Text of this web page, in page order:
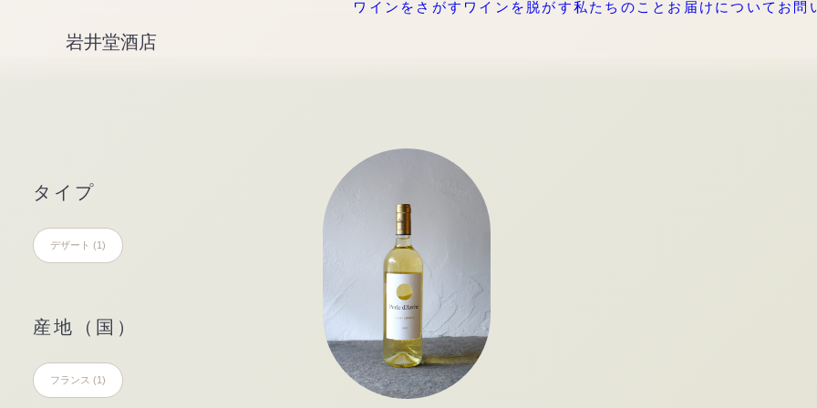
岩井堂酒店
ワインをさがす ワインを脱がす私たちのこと お届けについて お問
タイプ
デザート (1)
産地（国）
フランス (1)